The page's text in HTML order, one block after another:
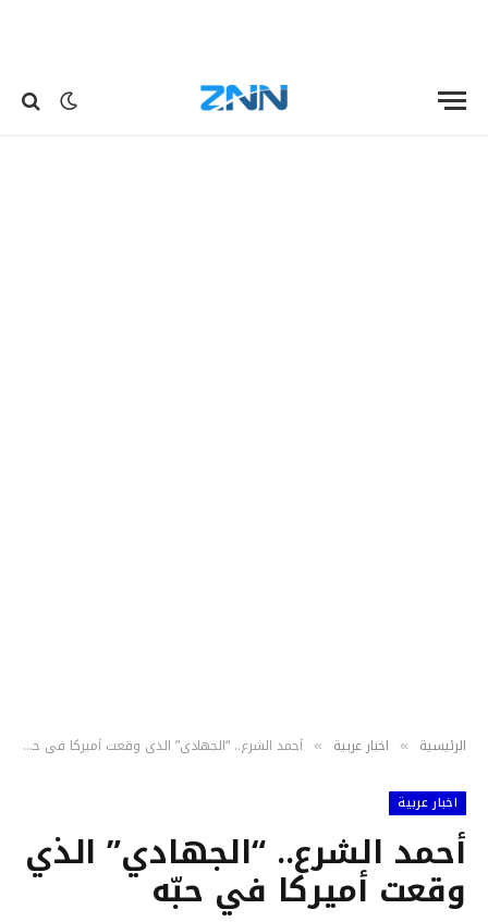
الرئيسية » اخبار عربية » أحمد الشرع.. “الجهادي” الذي وقعت أميركا في حبّه
اخبار عربية
أحمد الشرع.. “الجهادي” الذي
وقعت أميركا في حبّه